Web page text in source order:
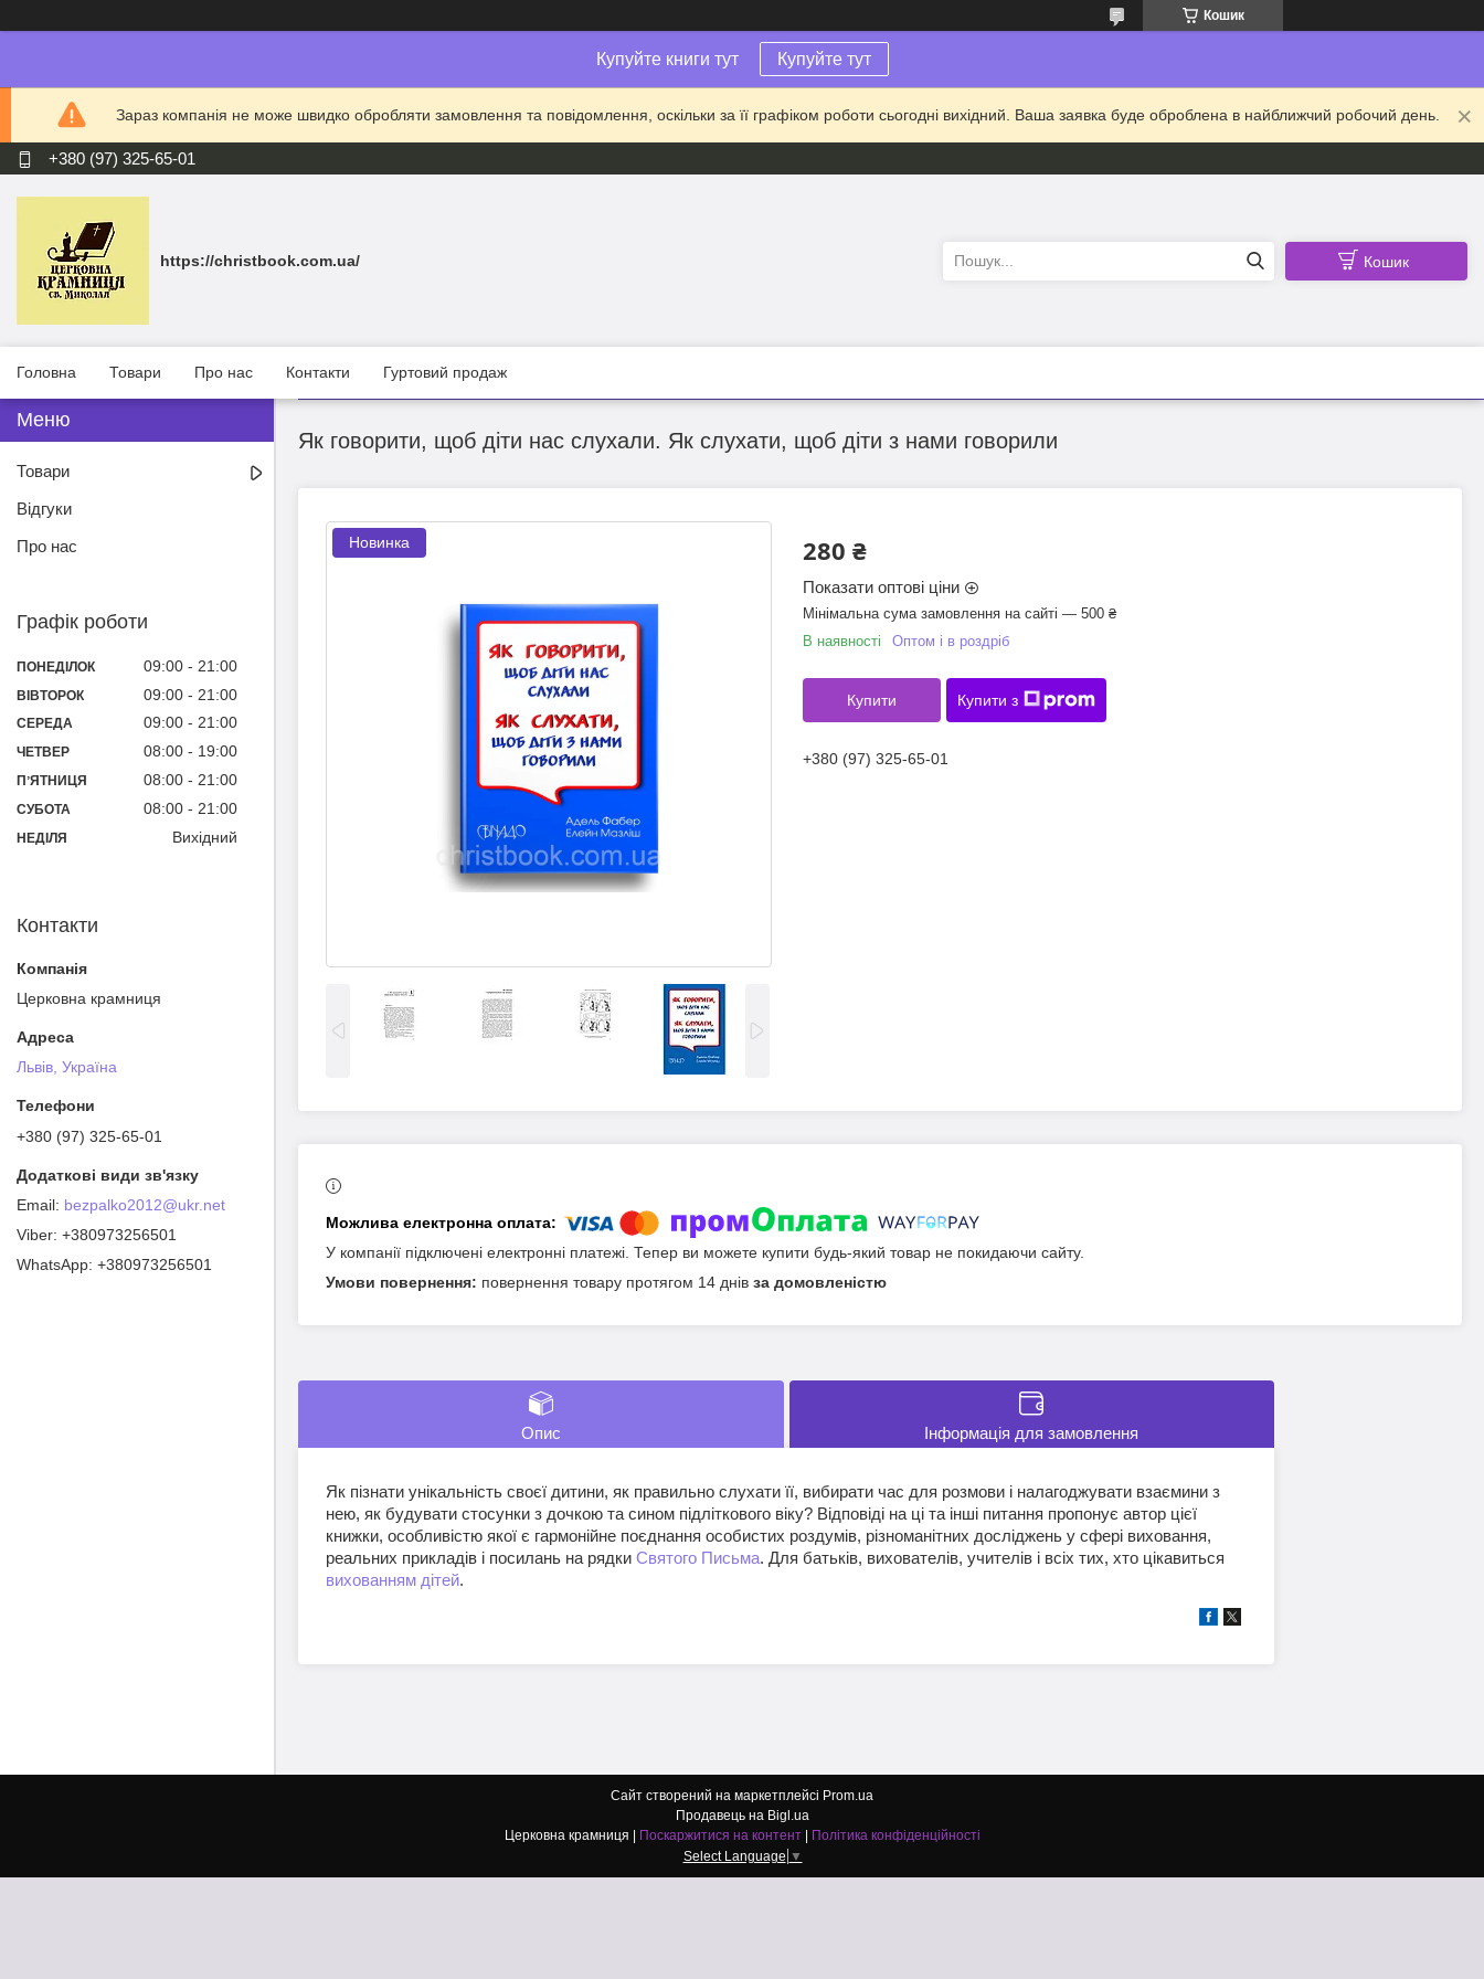
Кошик
Купуйте книги тут Купуйте тут
Зараз компанія не може швидко обробляти замовлення та повідомлення, оскільки за її графіком роботи сьогодні вихідний. Ваша заявка буде оброблена в найближчий робочий день.
+380 (97) 325-65-01
https://christbook.com.ua/ Кошик
Головна Товари Про нас Контакти Гуртовий продаж
Як говорити, щоб діти нас слухали. Як слухати, щоб діти з нами говорили
Новинка 280 ₴
Показати оптові ціни
Мінімальна сума замовлення на сайті — 500 ₴
В наявності
Оптом і в роздріб
Купити Купити з
+380 (97) 325-65-01
У компанії підключені електронні платежі. Тепер ви можете купити будь-який товар не покидаючи сайту.
повернення товару протягом 14 днів за домовленістю
Опис Інформація для замовлення
Як пізнати унікальність своєї дитини, як правильно слухати її, вибирати час для розмови і налагоджувати взаємини з
нею, як будувати стосунки з дочкою та сином підліткового віку? Відповіді на ці та інші питання пропонує автор цієї
книжки, особливістю якої є гармонійне поєднання особистих роздумів, різноманітних досліджень у сфері виховання,
реальних прикладів і посилань на рядки Святого Письма. Для батьків, вихователів, учителів і всіх тих, хто цікавиться
вихованням дітей.
Товари
Відгуки
Про нас
Графік роботи
ПОНЕДІЛОК 09:00 21:00
ВІВТОРОК 09:00 21:00
СЕРЕДА 09:00 21:00
ЧЕТВЕР 08:00 19:00
ПʼЯТНИЦЯ 08:00 21:00
СУБОТА 08:00 21:00
НЕДІЛЯ Вихідний
Контакти
Церковна крамниця
Львів, Україна
+380 (97) 325-65-01
bezpalko2012@ukr.net
+380973256501
+380973256501
Сайт створений на маркетплейсі Prom.ua
Продавець на Bigl.ua
Поскаржитися на контент
Політика конфіденційності
Select Language ▼